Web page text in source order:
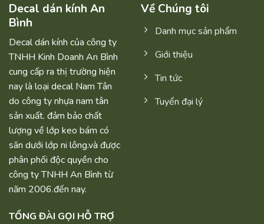
Decal dán kính An
Bình
Decal dán kính của công ty
TNHH Kinh Doanh An Bình
cung cấp ra thị trường hiện
nay là loại decal Nam Tân
do công ty nhựa nam tân
sản xuất. đảm bảo chất
lượng về lớp keo bám có
sãn dưới lớp ni lông.và được
phân phối độc quyền cho
công ty TNHH An Bình từ
năm 2006.đến nay.
TỔNG ĐÀI GỌI HỖ TRỢ
Về Chúng tôi
Danh mục sản phẩm
Giới thiệu
Tin tức
Tuyển đại lý